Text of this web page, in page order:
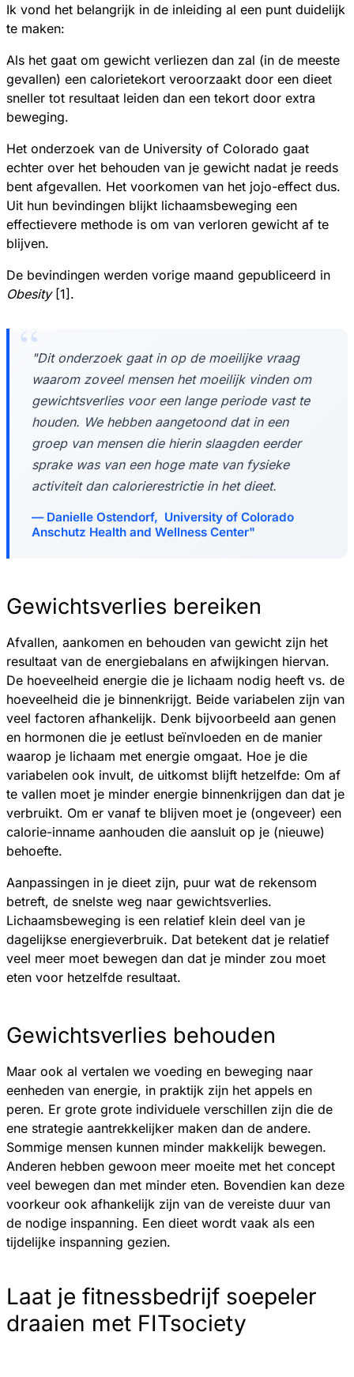
Ik vond het belangrijk in de inleiding al een punt duidelijk
te maken:
Als het gaat om gewicht verliezen dan zal (in de meeste
gevallen) een calorietekort veroorzaakt door een dieet
sneller tot resultaat leiden dan een tekort door extra
beweging.
Het onderzoek van de University of Colorado gaat
echter over het behouden van je gewicht nadat je reeds
bent afgevallen. Het voorkomen van het jojo-effect dus.
Uit hun bevindingen blijkt lichaamsbeweging een
effectievere methode is om van verloren gewicht af te
blijven.
De bevindingen werden vorige maand gepubliceerd in
Obesity [1].
"Dit onderzoek gaat in op de moeilijke vraag
waarom zoveel mensen het moeilijk vinden om
gewichtsverlies voor een lange periode vast te
houden. We hebben aangetoond dat in een
groep van mensen die hierin slaagden eerder
sprake was van een hoge mate van fysieke
activiteit dan calorierestrictie in het dieet.
Danielle Ostendorf, University of Colorado
Anschutz Health and Wellness Center"
Gewichtsverlies bereiken
Afvallen, aankomen en behouden van gewicht zijn het
resultaat van de energiebalans en afwijkingen hiervan.
De hoeveelheid energie die je lichaam nodig heeft vs. de
hoeveelheid die je binnenkrijgt. Beide variabelen zijn van
veel factoren afhankelijk. Denk bijvoorbeeld aan genen
en hormonen die je eetlust beïnvloeden en de manier
waarop je lichaam met energie omgaat. Hoe je die
variabelen ook invult, de uitkomst blijft hetzelfde: Om af
te vallen moet je minder energie binnenkrijgen dan dat je
verbruikt. Om er vanaf te blijven moet je (ongeveer) een
calorie-inname aanhouden die aansluit op je (nieuwe)
behoefte.
Aanpassingen in je dieet zijn, puur wat de rekensom
betreft, de snelste weg naar gewichtsverlies.
Lichaamsbeweging is een relatief klein deel van je
dagelijkse energieverbruik. Dat betekent dat je relatief
veel meer moet bewegen dan dat je minder zou moet
eten voor hetzelfde resultaat.
Gewichtsverlies behouden
Maar ook al vertalen we voeding en beweging naar
eenheden van energie, in praktijk zijn het appels en
peren. Er grote grote individuele verschillen zijn die de
ene strategie aantrekkelijker maken dan de andere.
Sommige mensen kunnen minder makkelijk bewegen.
Anderen hebben gewoon meer moeite met het concept
veel bewegen dan met minder eten. Bovendien kan deze
voorkeur ook afhankelijk zijn van de vereiste duur van
de nodige inspanning. Een dieet wordt vaak als een
tijdelijke inspanning gezien.
Laat je fitnessbedrijf soepeler
draaien met FITsociety